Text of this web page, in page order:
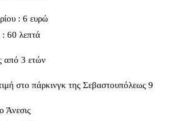
: 6 ευρώ
: 60 λεπτά
από 3 ετών
στο πάρκινγκ της Σεβαστουπόλεως 9
Άνεσις